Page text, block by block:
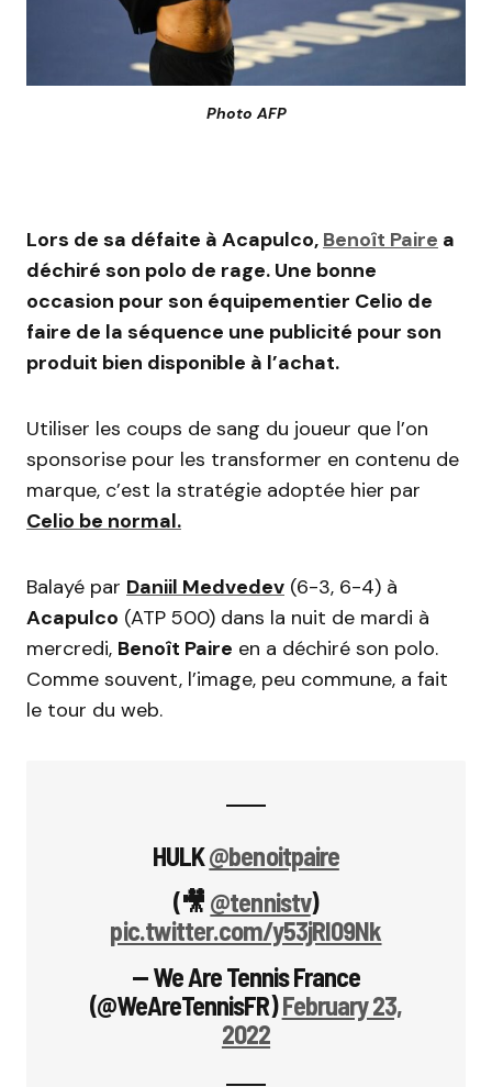
Photo AFP
Lors de sa défaite à Acapulco, Benoît Paire a
déchiré son polo de rage. Une bonne
occasion pour son équipementier Celio de
faire de la séquence une publicité pour son
produit bien disponible à l’achat.
Utiliser les coups de sang du joueur que l’on
sponsorise pour les transformer en contenu de
marque, c’est la stratégie adoptée hier par
Celio be normal.
Balayé par Daniil Medvedev (6-3, 6-4) à
Acapulco (ATP 500) dans la nuit de mardi à
mercredi, Benoît Paire en a déchiré son polo.
Comme souvent, l’image, peu commune, a fait
le tour du web.
HULK@benoitpaire
(🎥 @tennistv)
pic.twitter.com/y53jRI09Nk
— We Are Tennis France
(@WeAreTennisFR)February 23,
2022